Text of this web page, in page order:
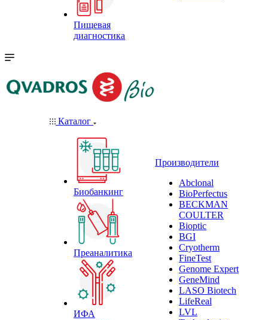
Пищевая
диагностика
Каталог
Биобанкинг
Преаналитика
ИФА
Производители
Abclonal
BioPerfectus
BECKMAN
COULTER
Bioptic
BGI
Cryotherm
FineTest
Genome Expert
GeneMind
LASO Biotech
LifeReal
LVL